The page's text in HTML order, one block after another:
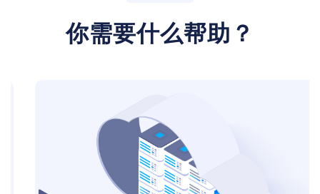
你需要什么帮助？